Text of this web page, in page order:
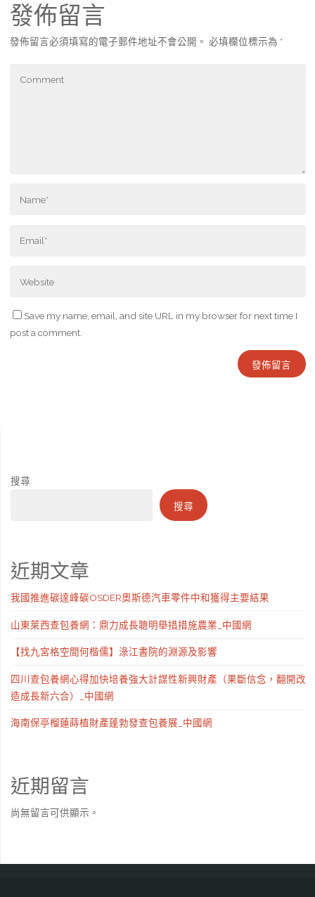
發佈留言
發佈留言必須填寫的電子郵件地址不會公開。 必填欄位標示為 *
Save my name, email, and site URL in my browser for next time I
post a comment.
搜尋
搜尋
近期文章
我國推進碳達峰碳OSDER奧斯德汽車零件中和獲得主要結果
山東萊西查包養網：鼎力成長聰明舉措措施農業_中國網
【找九宮格空間何楷儒】淥江書院的淵源及影響
四川查包養網心得加快培養強大計謀性新興財產（果斷信念，翻開改
造成長新六合）_中國網
海南保亭榴蓮蒔植財產蓬勃發查包養展_中國網
近期留言
尚無留言可供顯示。